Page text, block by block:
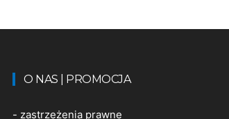
O NAS | PROMOCJA
- zastrzeżenia prawne